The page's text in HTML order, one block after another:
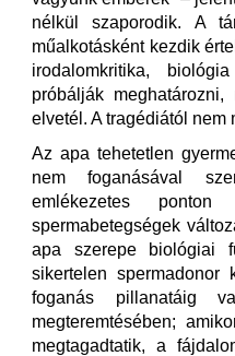
nélkül szaporodik. A
műalkotásként kezdik
irodalomkritika,
próbálják
elvetél. A tragédiától nem
Az apa tehetetlen
nem foganásával
emlékezetes
spermabetegségek
apa szerepe biológiai
sikertelen spermadonor
foganás pillanatáig
megteremtésében;
megtagadtatik, a